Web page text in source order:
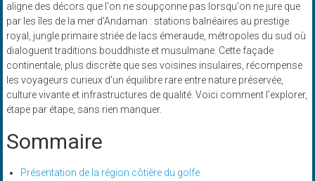
aligne des décors que l'on ne soupçonne pas lorsqu'on ne jure que
par les îles de la mer d'Andaman : stations balnéaires au prestige
royal, jungle primaire striée de lacs émeraude, métropoles du sud où
dialoguent traditions bouddhiste et musulmane. Cette façade
continentale, plus discrète que ses voisines insulaires, récompense
les voyageurs curieux d'un équilibre rare entre nature préservée,
culture vivante et infrastructures de qualité. Voici comment l'explorer,
étape par étape, sans rien manquer.
Sommaire
Présentation de la région côtière du golfe